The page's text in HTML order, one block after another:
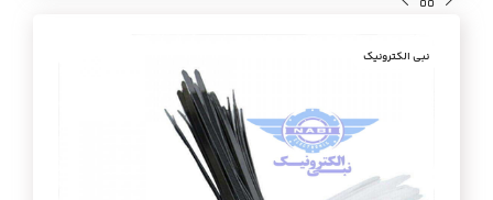
نبی الکترونیک